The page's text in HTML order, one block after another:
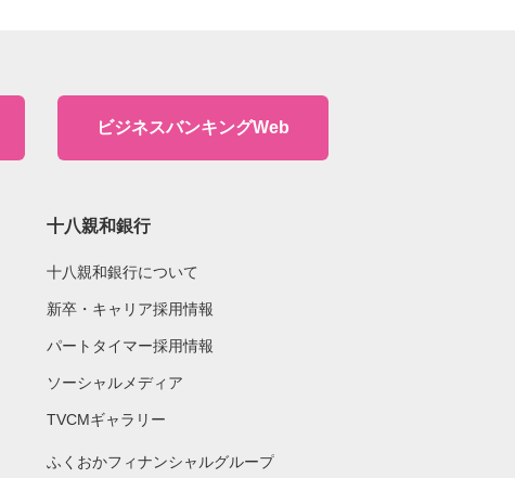
ビジネスバンキングWeb
十八親和銀行
十八親和銀行について
新卒・キャリア採用情報
パートタイマー採用情報
ソーシャルメディア
TVCMギャラリー
ふくおかフィナンシャルグループ